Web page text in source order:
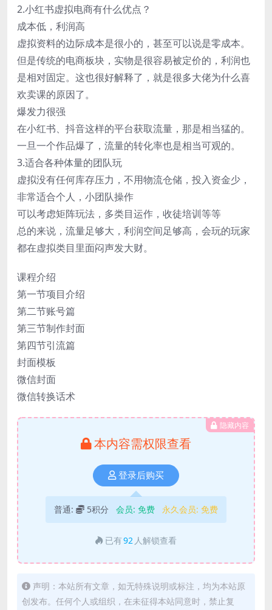
2.小红书虚拟电商有什么优点？
成本低，利润高
虚拟资料的边际成本是很小的，甚至可以说是零成本。
但是传统的电商板块，实物是很容易被定价的，利润也
是相对固定。这也很好解释了，就是很多大佬为什么喜
欢卖课的原因了。
爆发力很强
在小红书、抖音这样的平台获取流量，那是相当猛的。
一旦一个作品爆了，流量的转化率也是相当可观的。
3.适合各种体量的团队玩
虚拟没有任何库存压力，不用物流仓储，投入资金少，
非常适合个人，小团队操作
可以考虑矩阵玩法，多类目运作，收徒培训等等
总的来说，流量足够大，利润空间足够高，会玩的玩家
都在虚拟类目里面闷声发大财。
课程介绍
第一节项目介绍
第二节账号篇
第三节制作封面
第四节引流篇
封面模板
微信封面
微信转换话术
隐藏内容
本内容需权限查看
登录后购买
普通: 5积分 会员: 免费 永久会员: 免费
已有92 人解锁查看
声明：本站所有文章，如无特殊说明或标注，均为本站原
创发布。任何个人或组织，在未征得本站同意时，禁止复